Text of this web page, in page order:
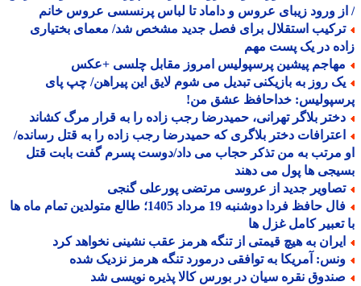
ورود زیبای عروس و داماد تا لباس پرنسسی عروس خانم
استقلال برای فصل جدید مشخص شد/ معمای بختیاری
در یک پست مهم
پیشین پرسپولیس امروز مقابل چلسی +عکس
روز به بازیکنی تبدیل می شوم لایق این پیراهن/ چپ پای
خداحافظ عشق من!
بلاگر تهرانی، حمیدرضا رجب زاده را به قرار مرگ کشاند
دختر بلاگری که حمیدرضا رجب زاده را به قتل رسانده/
مرتب به من تذکر حجاب می داد/دوست پسرم گفت بابت قتل
ها پول می دهند
جدید از عروسی مرتضی پورعلی گنجی
فال حافظ فردا دوشنبه 19 مرداد 1405؛ طالع متولدین تمام ماه ها
کامل غزل ها
به هیچ قیمتی از تنگه هرمز عقب نشینی نخواهد کرد
آمریکا به توافقی درمورد تنگه هرمز نزدیک شده
نقره سیان در بورس کالا پذیره نویسی شد